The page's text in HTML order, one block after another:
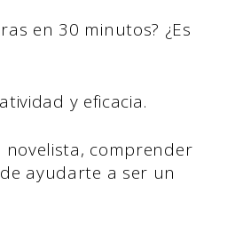
en 30 minutos? ¿Es
y eficacia.
comprender
ayudarte a ser un